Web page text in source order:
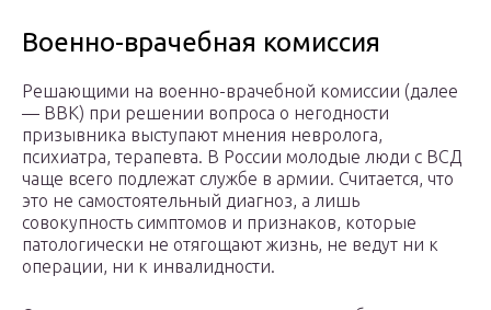
Военно-врачебная комиссия
Решающими на военно-врачебной комиссии (далее
— ВВК) при решении вопроса о негодности
призывника выступают мнения невролога,
психиатра, терапевта. В России молодые люди с ВСД
чаще всего подлежат службе в армии. Считается, что
это не самостоятельный диагноз, а лишь
совокупность симптомов и признаков, которые
патологически не отягощают жизнь, не ведут ни к
операции, ни к инвалидности.